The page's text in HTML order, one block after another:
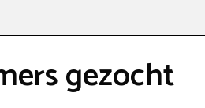
gezocht